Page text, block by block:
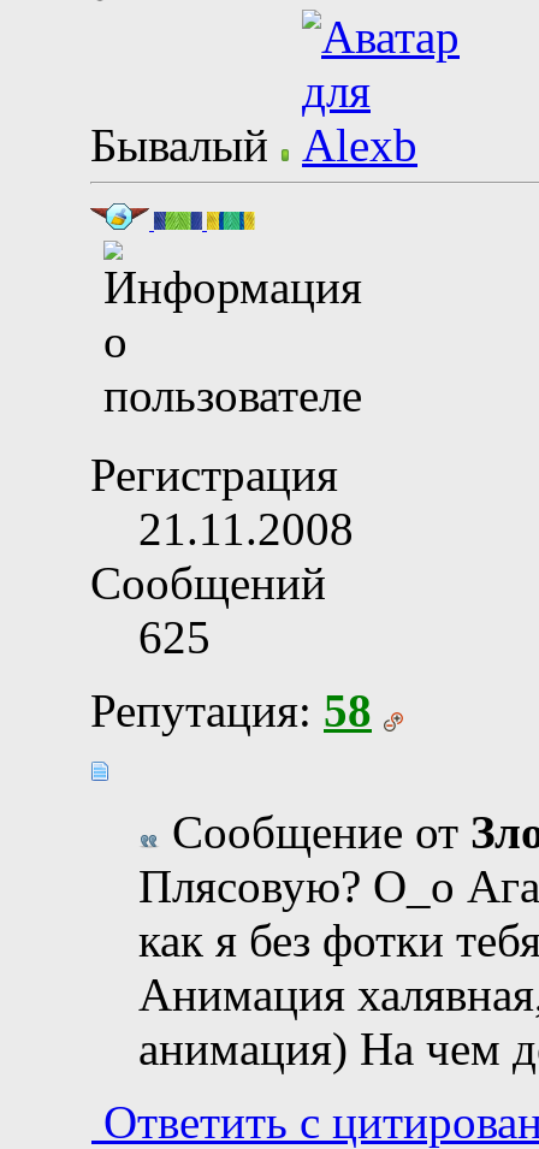
Бывалый
Регистрация
21.11.2008
Сообщений
625
Репутация: 58
Сообщение от
Плясовую? О_о
как я без фотки
Анимация
анимация) На чем
Ответить с